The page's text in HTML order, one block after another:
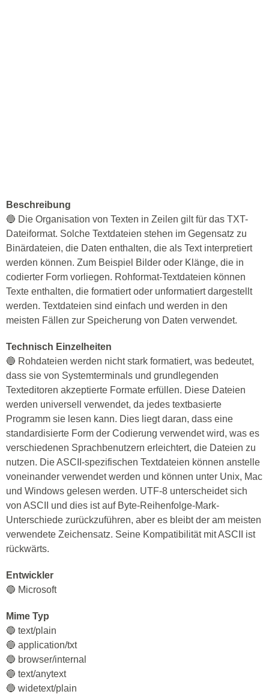
Beschreibung
🔵 Die Organisation von Texten in Zeilen gilt für das TXT-
Dateiformat. Solche Textdateien stehen im Gegensatz zu
Binärdateien, die Daten enthalten, die als Text interpretiert
werden können. Zum Beispiel Bilder oder Klänge, die in
codierter Form vorliegen. Rohformat-Textdateien können
Texte enthalten, die formatiert oder unformatiert dargestellt
werden. Textdateien sind einfach und werden in den
meisten Fällen zur Speicherung von Daten verwendet.
Technisch Einzelheiten
🔵 Rohdateien werden nicht stark formatiert, was bedeutet,
dass sie von Systemterminals und grundlegenden
Texteditoren akzeptierte Formate erfüllen. Diese Dateien
werden universell verwendet, da jedes textbasierte
Programm sie lesen kann. Dies liegt daran, dass eine
standardisierte Form der Codierung verwendet wird, was es
verschiedenen Sprachbenutzern erleichtert, die Dateien zu
nutzen. Die ASCII-spezifischen Textdateien können anstelle
voneinander verwendet werden und können unter Unix, Mac
und Windows gelesen werden. UTF-8 unterscheidet sich
von ASCII und dies ist auf Byte-Reihenfolge-Mark-
Unterschiede zurückzuführen, aber es bleibt der am meisten
verwendete Zeichensatz. Seine Kompatibilität mit ASCII ist
rückwärts.
Entwickler
🔵 Microsoft
Mime Typ
🔵 text/plain
🔵 application/txt
🔵 browser/internal
🔵 text/anytext
🔵 widetext/plain